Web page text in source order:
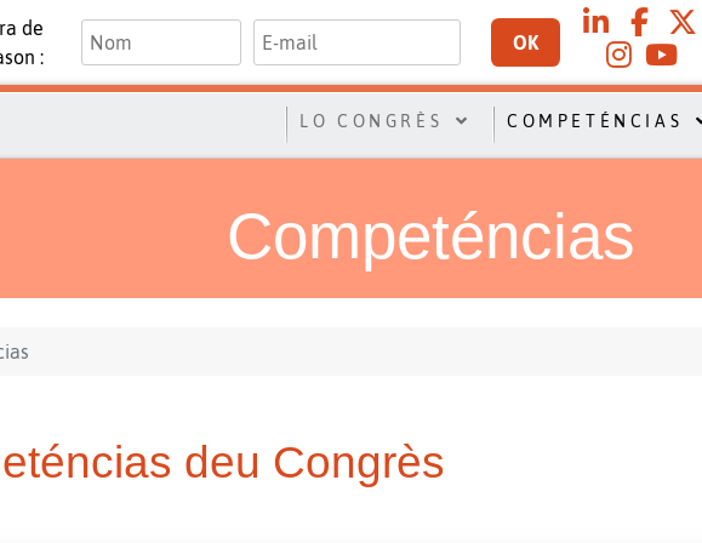
de
:
OK
LO CONGRÈS COMPETÉNCIAS
Competéncias
deu Congrès